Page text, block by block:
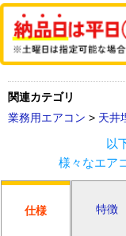
関連カテゴリ
業務用エアコン > 天井
以
様々なエア
仕様 特徴